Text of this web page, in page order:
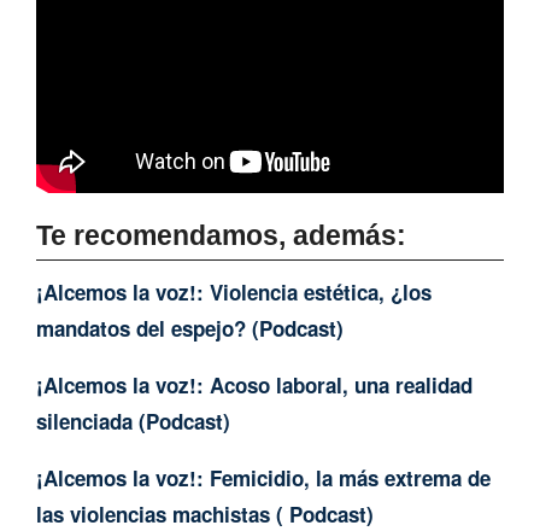
Te recomendamos, además:
¡Alcemos la voz!: Violencia estética, ¿los
mandatos del espejo? (Podcast)
¡Alcemos la voz!: Acoso laboral, una realidad
silenciada (Podcast)
¡Alcemos la voz!: Femicidio, la más extrema de
las violencias machistas ( Podcast)